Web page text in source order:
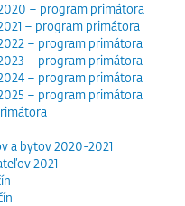
– program primátora
– program primátora
– program primátora
– program primátora
– program primátora
– program primátora
a bytov 2020-2021
2021